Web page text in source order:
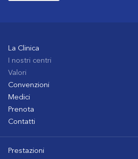
La Clinica
I nostri centri
Valori
Convenzioni
Medici
Prenota
Contatti
Prestazioni